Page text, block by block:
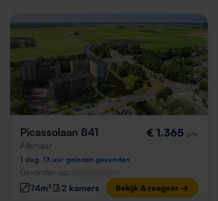
Picassolaan 841
Alkmaar
€ 1.365 p/m
1 dag, 13 uur geleden gevonden
Gevonden op:
74m² 2 kamers Bekijk & reageer →